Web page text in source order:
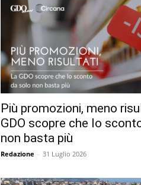
Più promozioni, meno
GDO scopre che lo
non basta più
Redazione - 31 Luglio 2026